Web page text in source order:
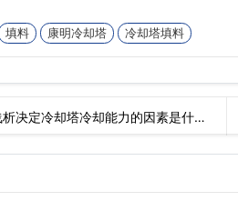
填料 康明冷却塔 冷却塔填料
决定冷却塔冷却能力的因素是什